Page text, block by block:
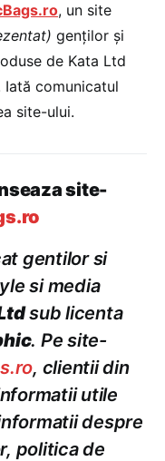
, un site
genților și
de Kata Ltd
comunicatul
site-ului.
site-
gentilor si
si media
sub licenta
. Pe site-
, clientii din
utile
despre
politica de